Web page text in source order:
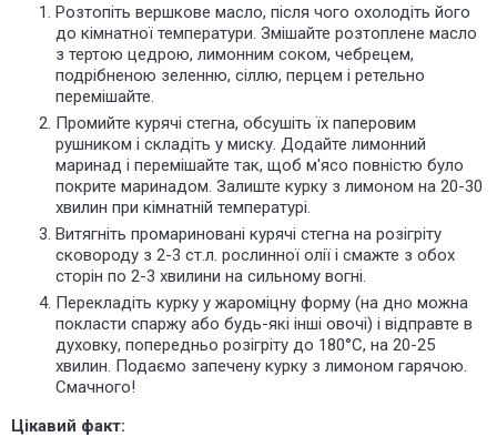
Розтопіть вершкове масло, після чого охолодіть його
до кімнатної температури. Змішайте розтоплене масло
з тертою цедрою, лимонним соком, чебрецем,
подрібненою зеленню, сіллю, перцем і ретельно
перемішайте.
Промийте курячі стегна, обсушіть їх паперовим
рушником і складіть у миску. Додайте лимонний
маринад і перемішайте так, щоб м'ясо повністю було
покрите маринадом. Залиште курку з лимоном на 20-30
хвилин при кімнатній температурі.
Витягніть промариновані курячі стегна на розігріту
сковороду з 2-3 ст.л. рослинної олії і смажте з обох
сторін по 2-3 хвилини на сильному вогні.
Перекладіть курку у жароміцну форму (на дно можна
покласти спаржу або будь-які інші овочі) і відправте в
духовку, попередньо розігріту до 180°C, на 20-25
хвилин. Подаємо запечену курку з лимоном гарячою.
Смачного!
Цікавий факт: